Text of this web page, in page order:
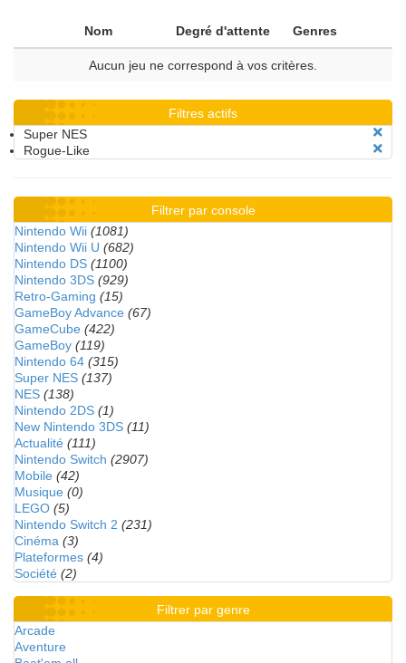
Nom Degré d'attente Genres
Aucun jeu ne correspond à vos critères.
Filtres actifs
Super NES
Rogue-Like
Filtrer par console
Nintendo Wii (1081)
Nintendo Wii U (682)
Nintendo DS (1100)
Nintendo 3DS (929)
Retro-Gaming (15)
GameBoy Advance (67)
GameCube (422)
GameBoy (119)
Nintendo 64 (315)
Super NES (137)
NES (138)
Nintendo 2DS (1)
New Nintendo 3DS (11)
Actualité (111)
Nintendo Switch (2907)
Mobile (42)
Musique (0)
LEGO (5)
Nintendo Switch 2 (231)
Cinéma (3)
Plateformes (4)
Société (2)
Filtrer par genre
Arcade
Aventure